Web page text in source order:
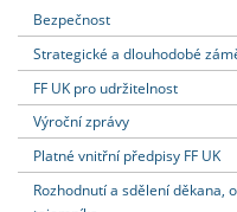
Dozvědět se více
Podat přihlášku
Dozvědět se více
Dozvědět se více
Dozvědět se více
Bezpečnost
Strategické a dlouhodobé
FF UK pro udržitelnost
Výroční zprávy
Platné vnitřní předpisy FF UK
Rozhodnutí a sdělení děkana,